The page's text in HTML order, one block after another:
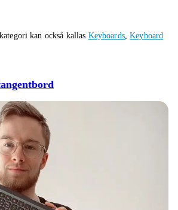
kan också kallas Keyboards,Keyboard